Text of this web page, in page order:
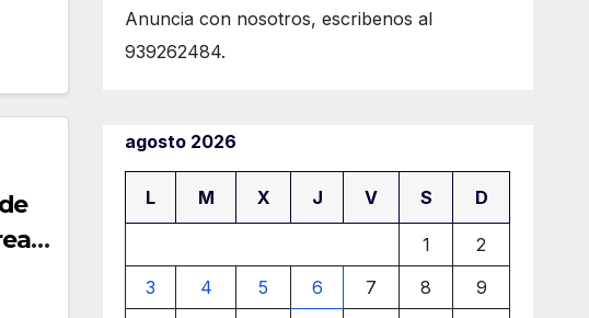
Anuncia con nosotros, escribenos al
939262484.
agosto 2026
L M X J V S D
1
2
3
4 5 6 7 8
9